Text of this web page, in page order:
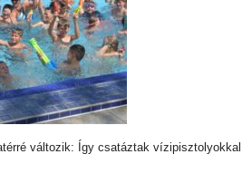
változik: Így csatáztak vízipisztolyokkal